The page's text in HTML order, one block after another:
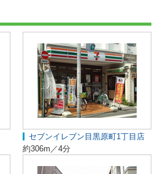
セブンイレブン目黒原町1丁目店
約306m／4分